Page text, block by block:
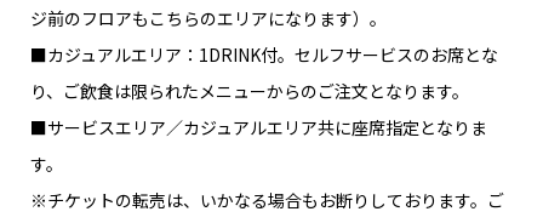
ジ前のフロアもこちらのエリアになります）。
■カジュアルエリア：1DRINK付。セルフサービスのお席とな
り、ご飲食は限られたメニューからのご注文となります。
■サービスエリア／カジュアルエリア共に座席指定となりま
す。
※チケットの転売は、いかなる場合もお断りしております。ご